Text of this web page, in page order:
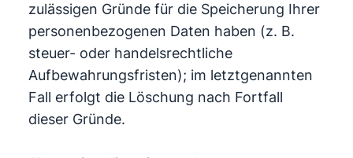
zulässigen Gründe für die Speicherung Ihrer
personenbezogenen Daten haben (z. B.
steuer- oder handelsrechtliche
Aufbewahrungsfristen); im letztgenannten
Fall erfolgt die Löschung nach Fortfall
dieser Gründe.